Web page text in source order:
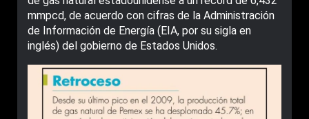
mmpcd, de acuerdo con cifras de la Administración
de Información de Energía (EIA, por su sigla en
inglés) del gobierno de Estados Unidos.